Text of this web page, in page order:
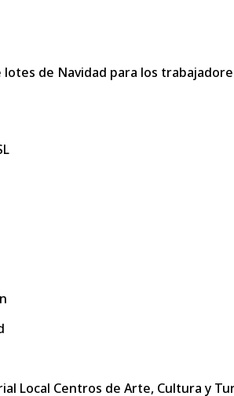
de Navidad para los
Local Centros de Arte, Cultura y